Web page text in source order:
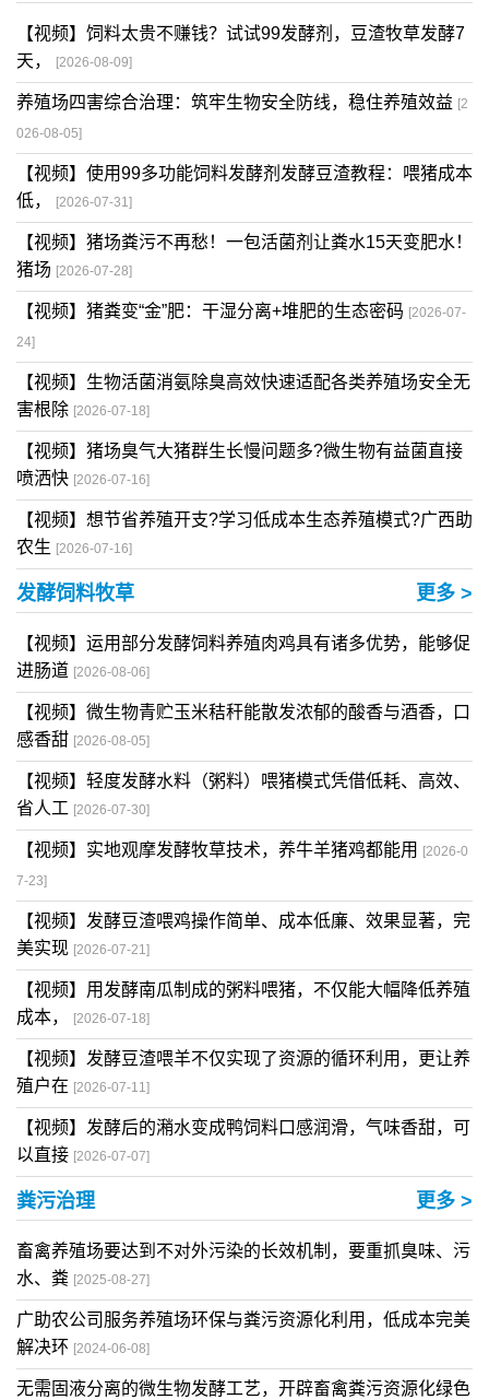
【视频】饲料太贵不赚钱？试试99发酵剂，豆渣牧草发酵7
天，
[2026-08-09]
养殖场四害综合治理：筑牢生物安全防线，稳住养殖效益 [2
026-08-05]
【视频】使用99多功能饲料发酵剂发酵豆渣教程：喂猪成本
低，
[2026-07-31]
【视频】猪场粪污不再愁！一包活菌剂让粪水15天变肥水！
猪场 [2026-07-28]
【视频】猪粪变“金”肥：干湿分离+堆肥的生态密码 [2026-07-
24]
【视频】生物活菌消氨除臭高效快速适配各类养殖场安全无
害根除 [2026-07-18]
【视频】猪场臭气大猪群生长慢问题多?微生物有益菌直接
喷洒快 [2026-07-16]
【视频】想节省养殖开支?学习低成本生态养殖模式?广西助
农生 [2026-07-16]
发酵饲料牧草 更多 >
【视频】运用部分发酵饲料养殖肉鸡具有诸多优势，能够促
进肠道 [2026-08-06]
【视频】微生物青贮玉米秸秆能散发浓郁的酸香与酒香，口
感香甜 [2026-08-05]
【视频】轻度发酵水料（粥料）喂猪模式凭借低耗、高效、
省人工 [2026-07-30]
【视频】实地观摩发酵牧草技术，养牛羊猪鸡都能用
[2026-0
7-23]
【视频】发酵豆渣喂鸡操作简单、成本低廉、效果显著，完
美实现 [2026-07-21]
【视频】用发酵南瓜制成的粥料喂猪，不仅能大幅降低养殖
成本，
[2026-07-18]
【视频】发酵豆渣喂羊不仅实现了资源的循环利用，更让养
殖户在 [2026-07-11]
【视频】发酵后的潲水变成鸭饲料口感润滑，气味香甜，可
以直接 [2026-07-07]
粪污治理 更多 >
畜禽养殖场要达到不对外污染的长效机制，要重抓臭味、污
水、粪 [2025-08-27]
广助农公司服务养殖场环保与粪污资源化利用，低成本完美
解决环 [2024-06-08]
无需固液分离的微生物发酵工艺，开辟畜禽粪污资源化绿色